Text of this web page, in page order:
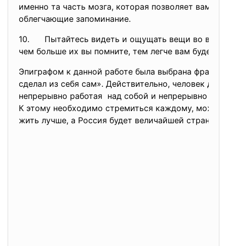
именно та часть мозга, которая позволяет вам
облегчающие запоминание.
10. Пытайтесь видеть и ощущать вещи во
чем больше их вы помните, тем легче вам будет
Эпиграфом к данной работе была выбрана фраза
сделал из себя сам». Действительно, человек
непрерывно работая над собой и непрерывно
К этому необходимо стремиться каждому, может
жить лучше, а Россия будет величайшей страной